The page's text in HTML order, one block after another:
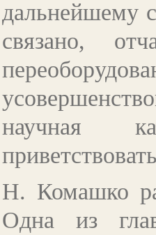
дальнейшему
связано,
научная
Н. Комашко
Одна из